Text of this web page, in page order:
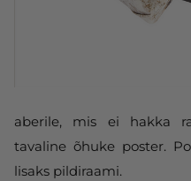
aberile, mis ei hakka
tavaline õhuke poster.
lisaks pildiraami.